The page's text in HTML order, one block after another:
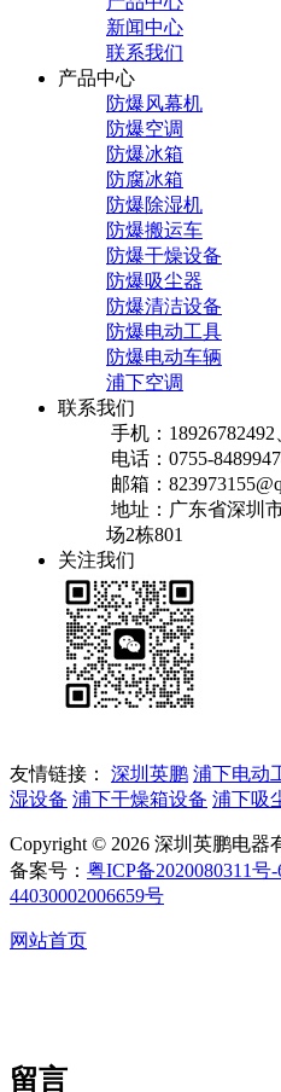
新闻中心
联系我们
产品中心
防爆风幕机
防爆空调
防爆冰箱
防腐冰箱
防爆除湿机
防爆搬运车
防爆干燥设备
防爆吸尘器
防爆清洁设备
防爆电动工具
防爆电动车辆
浦下空调
联系我们
手机：18926782492
电话：0755-
邮箱：
地址：广东省深圳
场2栋801
关注我们
友情链接： 深圳英鹏 浦下电动
湿设备 浦下干燥箱设备 浦下吸
Copyright © 2026 深圳英鹏电器
备案号： 粤ICP备2020080311号-
44030002006659号
网站首页
留言